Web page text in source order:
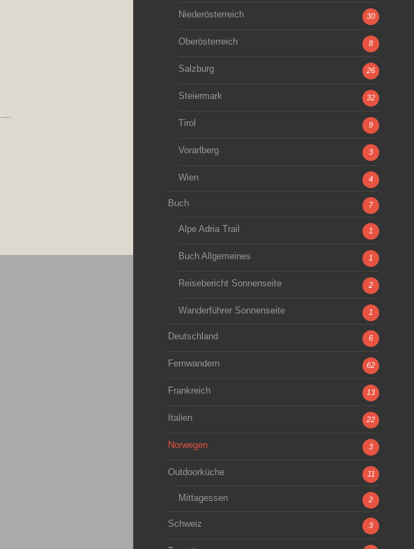
Niederösterreich 30
Oberösterreich 8
Salzburg 26
Steiermark 32
Tirol 9
Vorarlberg 3
Wien 4
Buch 7
Alpe Adria Trail 1
Buch Allgemeines 1
Reisebericht Sonnenseite 2
Wanderführer Sonnenseite 1
Deutschland 6
Fernwandern 62
Frankreich 13
Italien 22
Norwegen 3
Outdoorküche 11
Mittagessen 2
Schweiz 3